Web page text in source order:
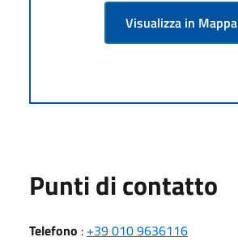
Visualizza in Mappa
Punti di contatto
Telefono : +39 010 9636116